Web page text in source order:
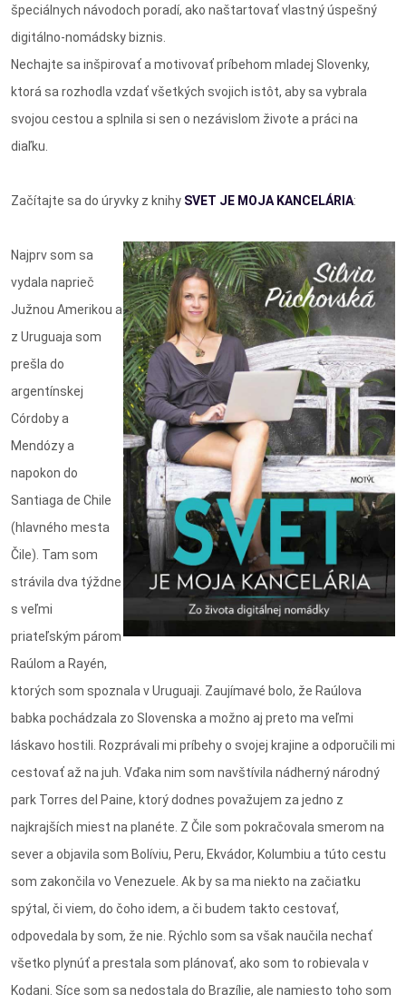
špeciálnych návodoch poradí, ako naštartovať vlastný úspešný
digitálno-nomádsky biznis.
Nechajte sa inšpirovať a motivovať príbehom mladej Slovenky,
ktorá sa rozhodla vzdať všetkých svojich istôt, aby sa vybrala
svojou cestou a splnila si sen o nezávislom živote a práci na
diaľku.
Začítajte sa do úryvky z knihy SVET JE MOJA KANCELÁRIA:
Najprv som sa
vydala naprieč
Južnou Amerikou a
z Uruguaja som
prešla do
argentínskej
Córdoby a
Mendózy a
napokon do
Santiaga de Chile
(hlavného mesta
Čile). Tam som
strávila dva týždne
s veľmi
priateľským párom
Raúlom a Rayén,
ktorých som spoznala v Uruguaji. Zaujímavé bolo, že Raúlova
babka pochádzala zo Slovenska a možno aj preto ma veľmi
láskavo hostili. Rozprávali mi príbehy o svojej krajine a odporučili mi
cestovať až na juh. Vďaka nim som navštívila nádherný národný
park Torres del Paine, ktorý dodnes považujem za jedno z
najkrajších miest na planéte. Z Čile som pokračovala smerom na
sever a objavila som Bolíviu, Peru, Ekvádor, Kolumbiu a túto cestu
som zakončila vo Venezuele. Ak by sa ma niekto na začiatku
spýtal, či viem, do čoho idem, a či budem takto cestovať,
odpovedala by som, že nie. Rýchlo som sa však naučila nechať
všetko plynúť a prestala som plánovať, ako som to robievala v
Kodani. Síce som sa nedostala do Brazílie, ale namiesto toho som